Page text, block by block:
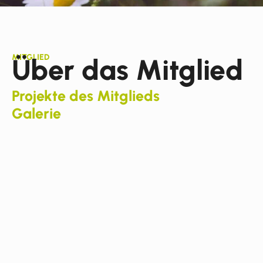
MITGLIED
Über das Mitglied
Projekte des Mitglieds
Galerie